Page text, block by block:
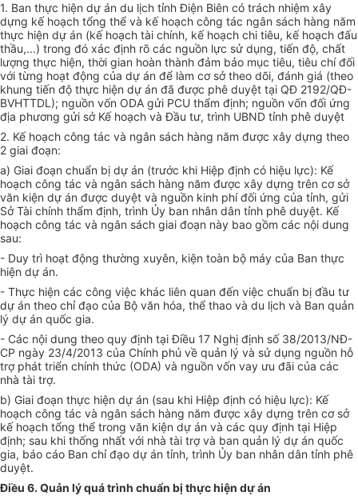
1. Ban thực hiện dự án du lịch tỉnh Điện Biên có trách nhiệm xây
dựng kế hoạch tổng thể và kế hoạch công tác ngân sách hàng năm
thực hiện dự án (kế hoạch tài chính, kế hoạch chi tiêu, kế hoạch đấu
thầu,...) trong đó xác định rõ các nguồn lực sử dụng, tiến độ, chất
lượng thực hiện, thời gian hoàn thành đảm bảo mục tiêu, tiêu chí đối
với từng hoạt động của dự án để làm cơ sở theo dõi, đánh giá (theo
khung tiến độ thực hiện dự án đã được phê duyệt tại QĐ 2192/QĐ-
BVHTTDL); nguồn vốn ODA gửi PCU thẩm định; nguồn vốn đối ứng
địa phương gửi sở Kế hoạch và Đầu tư, trình UBND tỉnh phê duyệt
2. Kế hoạch công tác và ngân sách hàng năm được xây dựng theo
2 giai đoạn:
a) Giai đoạn chuẩn bị dự án (trước khi Hiệp định có hiệu lực): Kế
hoạch công tác và ngân sách hàng năm được xây dựng trên cơ sở
văn kiện dự án được duyệt và nguồn kinh phí đối ứng của tỉnh, gửi
Sở Tài chính thẩm định, trình Ủy ban nhân dân tỉnh phê duyệt. Kế
hoạch công tác và ngân sách giai đoạn này bao gồm các nội dung
sau:
- Duy trì hoạt động thường xuyên, kiện toàn bộ máy của Ban thực
hiện dự án.
- Thực hiện các công việc khác liên quan đến việc chuẩn bị đầu tư
dự án theo chỉ đạo của Bộ văn hóa, thể thao và du lịch và Ban quản
lý dự án quốc gia.
- Các nội dung theo quy định tại Điều 17 Nghị định số 38/2013/NĐ-
CP ngày 23/4/2013 của Chính phủ về quản lý và sử dụng nguồn hỗ
trợ phát triển chính thức (ODA) và nguồn vốn vay ưu đãi của các
nhà tài trợ.
b) Giai đoạn thực hiện dự án (sau khi Hiệp định có hiệu lực): Kế
hoạch công tác và ngân sách hàng năm được xây dựng trên cơ sở
kế hoạch tổng thể trong văn kiện dự án và các quy định tại Hiệp
định; sau khi thống nhất với nhà tài trợ và ban quản lý dự án quốc
gia, báo cáo Ban chỉ đạo dự án tỉnh, trình Ủy ban nhân dân tỉnh phê
duyệt.
Điều 6. Quản lý quá trình chuẩn bị thực hiện dự án